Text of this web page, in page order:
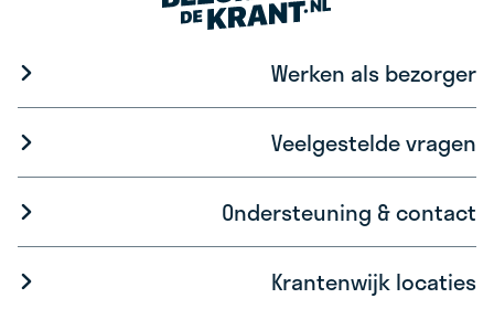
Werken als bezorger
Veelgestelde vragen
Ondersteuning & contact
Krantenwijk locaties